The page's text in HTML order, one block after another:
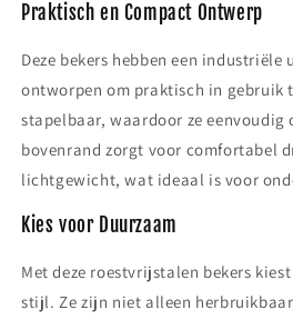
Praktisch en Compact Ontwerp
Deze bekers hebben een
ontworpen om praktisch in gebruik
stapelbaar, waardoor ze eenvoudig
bovenrand zorgt voor comfortabel
lichtgewicht, wat ideaal is voor
Kies voor Duurzaam
Met deze roestvrijstalen bekers
stijl. Ze zijn niet alleen